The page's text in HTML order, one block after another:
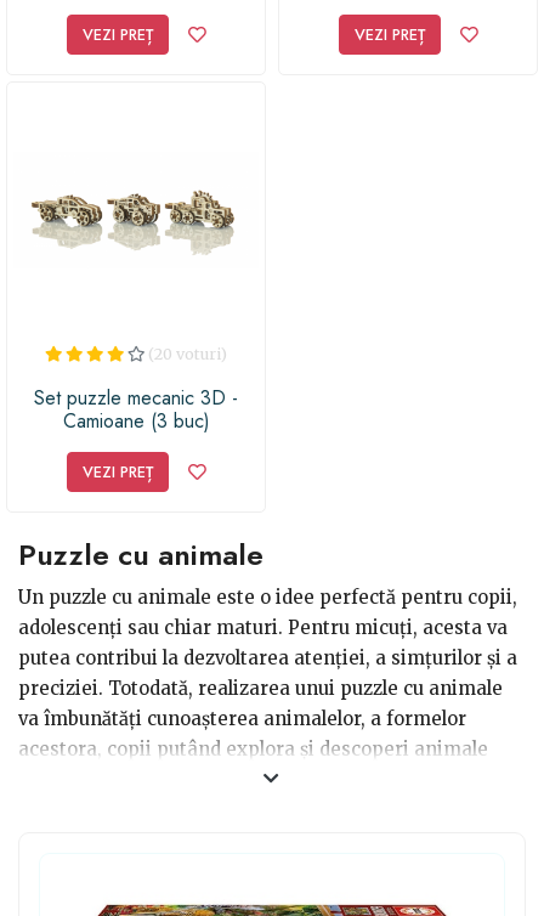
Masina de Epoca
Duesenberg 1935, 89 Piese
VEZI PREȚ VEZI PREȚ
(20 voturi)
Set puzzle mecanic 3D -
Camioane (3 buc)
VEZI PREȚ
Puzzle cu animale
Un puzzle cu animale este o idee perfectă pentru copii,
adolescenți sau chiar maturi. Pentru micuți, acesta va
putea contribui la dezvoltarea atenției, a simțurilor și a
preciziei. Totodată, realizarea unui puzzle cu animale
va îmbunătăți cunoașterea animalelor, a formelor
acestora, copii putând explora și descoperi animale
noi. De asemenea, dacă cauți un puzzle 3D pentru un
mereu va fi un motiv de zâmbete pentru copii, dar și